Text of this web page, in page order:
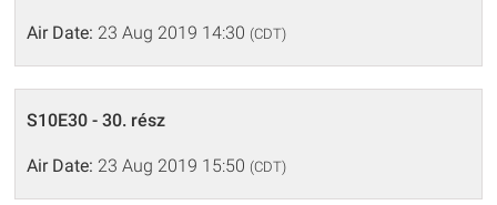
Air Date: 23 Aug 2019 14:30 (CDT)
S10E30 - 30. rész
Air Date: 23 Aug 2019 15:50 (CDT)